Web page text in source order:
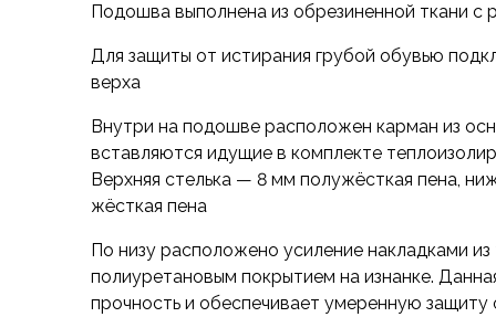
Зимние
Демисезонные
Болотные сапоги, забродники
Сандалии
Гамаши, бахилы
Аксессуары для обуви
Уход за обувью
Сушилки для обуви
Клей
Подошва выполнена из обрезиненной ткани с
Для защиты от истирания грубой обувью
верха
Внутри на подошве расположен карман из
вставляются идущие в комплекте
Верхняя стелька — 8 мм полужёсткая пена,
жёсткая пена
По низу расположено усиление накладками
полиуретановым покрытием на изнанке.
прочность и обеспечивает умеренную защиту